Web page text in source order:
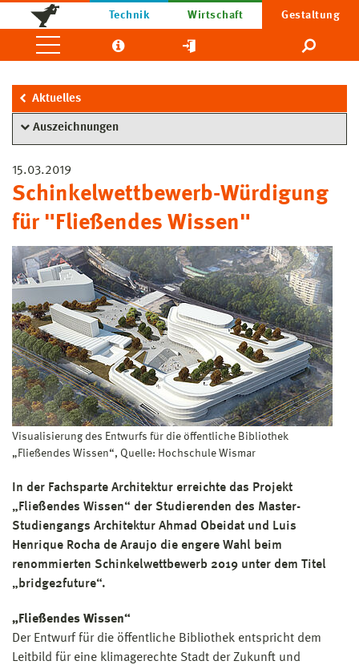
Technik Wirtschaft Gestaltung
Aktuelles
Auszeichnungen
15.03.2019
Schinkelwettbewerb-Würdigung
für "Fließendes Wissen"
Visualisierung des Entwurfs für die öffentliche Bibliothek
„Fließendes Wissen“, Quelle: Hochschule Wismar
In der Fachsparte Architektur erreichte das Projekt
„Fließendes Wissen“ der Studierenden des Master-
Studiengangs Architektur Ahmad Obeidat und Luis
Henrique Rocha de Araujo die engere Wahl beim
renommierten Schinkelwettbewerb 2019 unter dem Titel
„bridge2future“.
„Fließendes Wissen“
Der Entwurf für die öffentliche Bibliothek entspricht dem
Leitbild für eine klimagerechte Stadt der Zukunft und